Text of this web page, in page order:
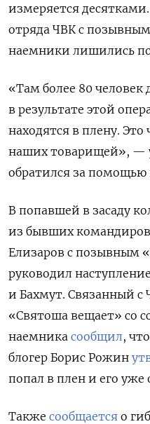
измеряется
отряда ЧВК с
наемники лишились
«Там более 80
в результате этой
находятся в плену.
наших товарищей», —
обратился за
В попавшей в засаду
из бывших
Елизаров с позывным
руководил
и Бахмут. Связанный с
«Святоша вещает» со
наемника сообщил,
блогер Борис Рожин
попал в плен и его уже
Также сообщается о